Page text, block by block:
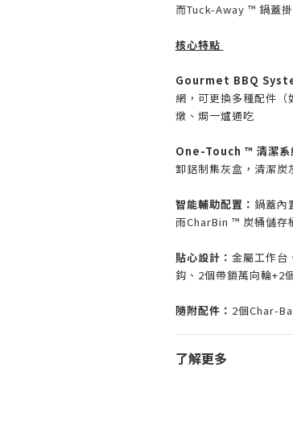
而Tuck-Away ™ 鍋蓋
核心特點
Gourmet BBQ
網，可更換多種配件（
燉、焗一爐通吃
One-Touch ™ 清潔系
卸鋁制集灰盒，清潔炭
智能輔助配置： 鍋蓋內
雨CharBin ™ 炭桶儲存
貼心設計： 金屬工作台
鈎、2個帶鎖萬向輪+2
隨附配件： 2個Char-
了解更多